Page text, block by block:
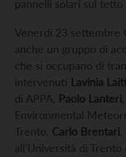
pannelli solari sul tetto
Venerdì 23 settembre
anche un gruppo di
che si occupano di
intervenuti Lavinia Laiti
di APPA, Paolo Lanteri
Environmental
Trento, Carlo Brentari
all’Università di